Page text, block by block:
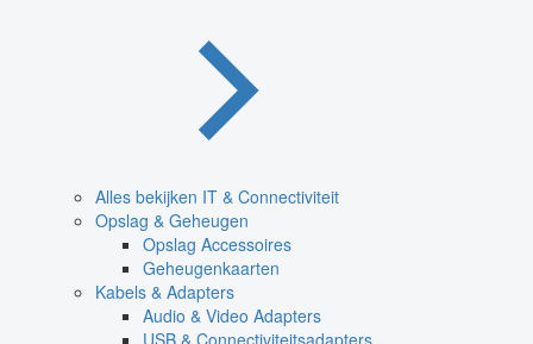
Alles bekijken IT & Connectiviteit
Opslag & Geheugen
Opslag Accessoires
Geheugenkaarten
Kabels & Adapters
Audio & Video Adapters